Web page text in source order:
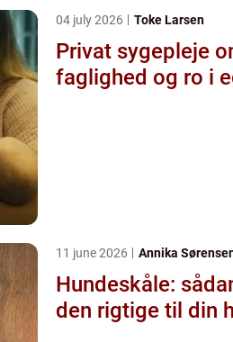
04 july 2026 Toke Larsen
Privat sygepleje omsorg,
faglighed og ro i
11 june 2026 Annika
Hundeskåle:
den rigtige til din